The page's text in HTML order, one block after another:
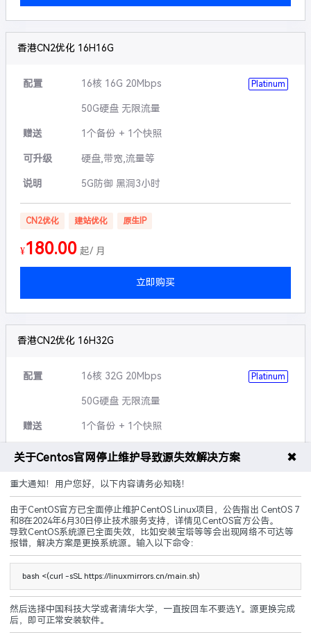
香港CN2优化 16H16G
配置 16核 16G 20Mbps Platinum
50G硬盘 无限流量
赠送 1个备份 + 1个快照
可升级 硬盘,带宽,流量等
说明 5G防御 黑洞3小时
CN2优化 建站优化 原生IP
¥180.00 起/ 月
立即购买
香港CN2优化 16H32G
配置 16核 32G 20Mbps Platinum
50G硬盘 无限流量
赠送 1个备份 + 1个快照
可升级 硬盘,带宽,流量等
说明 5G防御 黑洞3小时
CN2优化 建站优化 原生IP
¥240.00 起/ 月
立即购买
关于Centos官网停止维护导致源失效解决方案 ✖
重大通知！用户您好，以下内容请务必知晓！
由于CentOS官方已全面停止维护CentOS Linux项目，公告指出 CentOS 7
和8在2024年6月30日停止技术服务支持，详情见CentOS官方公告。
导致CentOS系统源已全面失效，比如安装宝塔等等会出现网络不可达等
报错，解决方案是更换系统源。输入以下命令：
bash <(curl -sSL https://linuxmirrors.cn/main.sh)
然后选择中国科技大学或者清华大学，一直按回车不要选Y。源更换完成
后，即可正常安装软件。